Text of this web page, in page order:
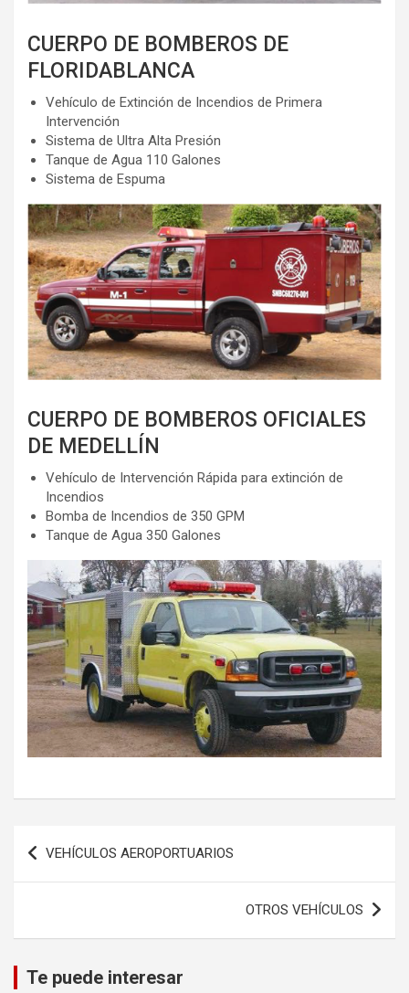
CUERPO DE BOMBEROS DE
FLORIDABLANCA
Vehículo de Extinción de Incendios de Primera
Intervención
Sistema de Ultra Alta Presión
Tanque de Agua 110 Galones
Sistema de Espuma
CUERPO DE BOMBEROS OFICIALES
DE MEDELLÍN
Vehículo de Intervención Rápida para extinción de
Incendios
Bomba de Incendios de 350 GPM
Tanque de Agua 350 Galones
Navegación
de
VEHÍCULOS AEROPORTUARIOS
OTROS VEHÍCULOS
Te puede interesar